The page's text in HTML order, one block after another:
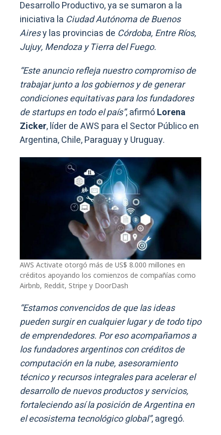
Desarrollo Productivo, ya se sumaron a la
iniciativa la Ciudad Autónoma de Buenos
Airesy las provincias de Córdoba, Entre Ríos,
Jujuy, Mendoza y Tierra del Fuego.
“Este anuncio refleja nuestro compromiso de
trabajar junto a los gobiernos y de generar
condiciones equitativas para los fundadores
de startups en todo el país”, afirmóLorena
Zicker, líder de AWS para el Sector Público en
Argentina, Chile, Paraguay y Uruguay.
AWS Activate otorgó más de US$ 8.000 millones en
créditos apoyando los comienzos de compañías como
Airbnb, Reddit, Stripe y DoorDash
“Estamos convencidos de que las ideas
pueden surgir en cualquier lugar y de todo tipo
de emprendedores. Por eso acompañamos a
los fundadores argentinos con créditos de
computación en la nube, asesoramiento
técnico y recursos integrales para acelerar el
desarrollo de nuevos productos y servicios,
fortaleciendo así la posición de Argentina en
el ecosistema tecnológico global”, agregó.